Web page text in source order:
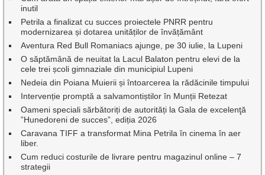
inutil
Petrila a finalizat cu succes proiectele PNRR pentru
modernizarea și dotarea unităților de învățământ
Aventura Red Bull Romaniacs ajunge, pe 30 iulie, la Lupeni
O săptămână de neuitat la Lacul Balaton pentru elevi de la
cele trei școli gimnaziale din municipiul Lupeni
Nedeia din Poiana Muierii și întoarcerea la rădăcinile timpului
Intervenție promptă a salvamontiștilor în Munții Retezat
Oameni speciali sărbătoriți de autorități la Gala de excelenţă
”Hunedoreni de succes”, ediția 2026
Caravana TIFF a transformat Mina Petrila în cinema în aer
liber.
Cum reduci costurile de livrare pentru magazinul online – 7
strategii